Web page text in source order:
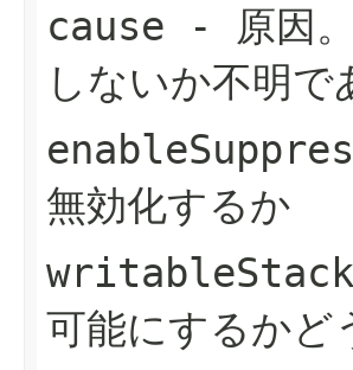
cause - 原因。
しないか不明
無効化するか
可能にするかど